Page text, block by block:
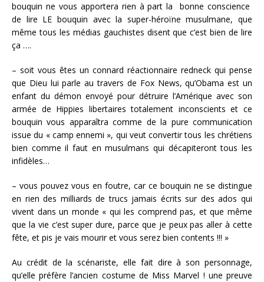
bouquin ne vous apportera rien à part la bonne conscience
de lire LE bouquin avec la super-héroïne musulmane, que
même tous les médias gauchistes disent que c’est bien de lire
ça ….
– soit vous êtes un connard réactionnaire redneck qui pense
que Dieu lui parle au travers de Fox News, qu’Obama est un
enfant du démon envoyé pour détruire l’Amérique avec son
armée de Hippies libertaires totalement inconscients et ce
bouquin vous apparaîtra comme de la pure communication
issue du « camp ennemi », qui veut convertir tous les chrétiens
bien comme il faut en musulmans qui décapiteront tous les
infidèles…
– vous pouvez vous en foutre, car ce bouquin ne se distingue
en rien des milliards de trucs jamais écrits sur des ados qui
vivent dans un monde « qui les comprend pas, et que même
que la vie c’est super dure, parce que je peux pas aller à cette
fête, et pis je vais mourir et vous serez bien contents !!! »
Au crédit de la scénariste, elle fait dire à son personnage,
qu’elle préfère l’ancien costume de Miss Marvel ! une preuve